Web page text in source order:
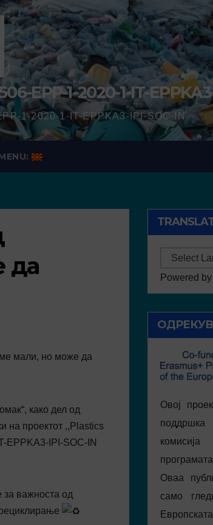
EPP-1-2020-1-IT-
1-2020-1-IT-EPPKA3-IPI-SOC-IN
да
мали, но може да
како дел од
на проектот ,,Plastics
EPPKA3-IPI-SOC-IN
важноста од
рециклирање
Powered by
Овој
Оваа
само